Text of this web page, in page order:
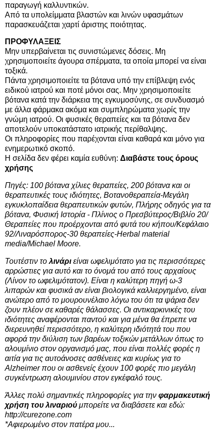
παραγωγή καλλυντικών.
Από τα υπολείμματα βλαστών και λινών υφασμάτων
παρασκευάζεται χαρτί άριστης ποιότητας.
ΠΡΟΦΥΛΑΞΕΙΣ
Μην υπερβαίνεται τις συνιστώμενες δόσεις. Μη
χρησιμοποιείτε άγουρα σπέρματα, τα οποία μπορεί να είναι
τοξικά.
Πάντα χρησιμοποιείτε τα βότανα υπό την επίβλεψη ενός
ειδικού ιατρού και ποτέ μόνοι σας. Μην χρησιμοποιείτε
βότανα κατά την διάρκεια της εγκυμοσύνης, σε συνδυασμό
με άλλα φάρμακα ακόμα και συμπληρώματα χωρίς την
γνώμη ιατρού. Οι φυσικές θεραπείες και τα βότανα δεν
αποτελούν υποκατάστατο ιατρικής περίθαλψης.
Οι πληροφορίες που παρέχονται είναι καθαρά και μόνο για
ενημερωτικό σκοπό.
Η σελίδα δεν φέρει καμία ευθύνη: Διαβάστε τους όρους
χρήσης
Πηγές: 100 βότανα χίλιες θεραπείες, 200 βότανα και οι
θεραπευτικές τους ιδιότητες, Βοτανοθεραπεία-Μεγάλη
εγκυκλοπαίδεια θεραπευτικών φυτών, Πλήρης οδηγός για τα
βότανα, Φυσική Ιστορία - Πλίνιος ο Πρεσβύτερος/Βιβλίο 20/
Θεραπείες που προέρχονται από φυτά του κήπου/Κεφάλαιο
92/Λιναρόσπορος-30 θεραπείες-Herbal material
media/Michael Moore.
Τουτέστιν το λινάρι είναι ωφελιμότατο για τις περισσότερες
αρρώστιες για αυτό και το όνομά του από τους αρχαίους
(Λίνον το ωφελιμότατον). Είναι η καλύτερη πηγή ω-3
λιπαρών και φυσικά αν είναι βιολογικά καλλιεργημένο, είναι
ανώτερο από το μουρουνέλαιο λόγω του ότι τα ψάρια δεν
ζουν πλέον σε καθαρές θάλασσες. Οι αντικαρκινικές του
ιδιότητες αναφέρονται παντού και για μένα θα έπρεπε να
διερευνηθεί περισσότερο, η καλύτερη ιδιότητά του που
αφορά την διύλιση των βαρέων τοξικών μετάλλων όπως το
αλουμίνιο στον οργανισμό μας, που είναι πολλές φορές η
αιτία για τις αυτοάνοσες ασθένειες και κυρίως για το
Alzheimer που οι ασθενείς έχουν 100 φορές πιο μεγάλη
συγκέντρωση αλουμινίου στον εγκέφαλό τους.
Άλλες πολύ σημαντικές πληροφορίες για την φαρμακευτική
χρήση του λιναριού μπορείτε να διαβάσετε και εδώ:
http://curezone.com
*Αφιερωμένο στον πατέρα μου...